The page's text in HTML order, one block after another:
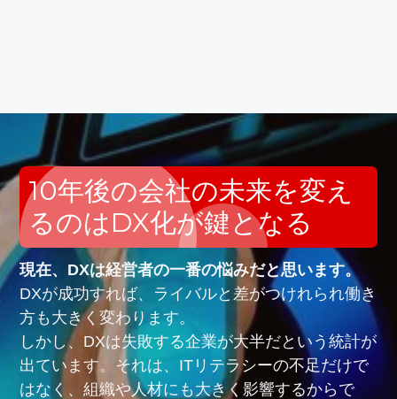
10年後の会社の未来を変え
るのはDX化が鍵となる
現在、DXは経営者の一番の悩みだと思います。
DXが成功すれば、ライバルと差がつけれられ働き
方も大きく変わります。
しかし、DXは失敗する企業が大半だという統計が
出ています。それは、ITリテラシーの不足だけで
はなく、組織や人材にも大きく影響するからで